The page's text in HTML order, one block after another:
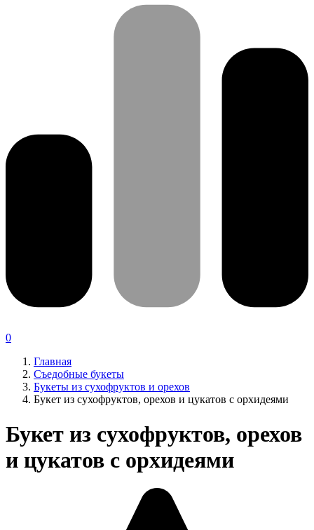
0
Главная
Съедобные букеты
Букеты из сухофруктов и орехов
Букет из сухофруктов, орехов и цукатов с орхидеями
Букет из сухофруктов, орехов
и цукатов с орхидеями